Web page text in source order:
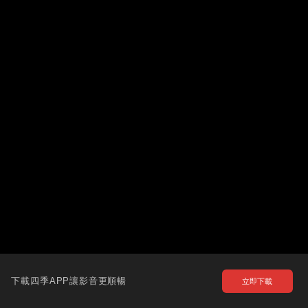
下載四季APP讓影音更順暢 立即下載